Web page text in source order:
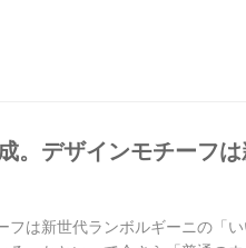
。デザインモチーフ
フは新世代ランボルギーニの「